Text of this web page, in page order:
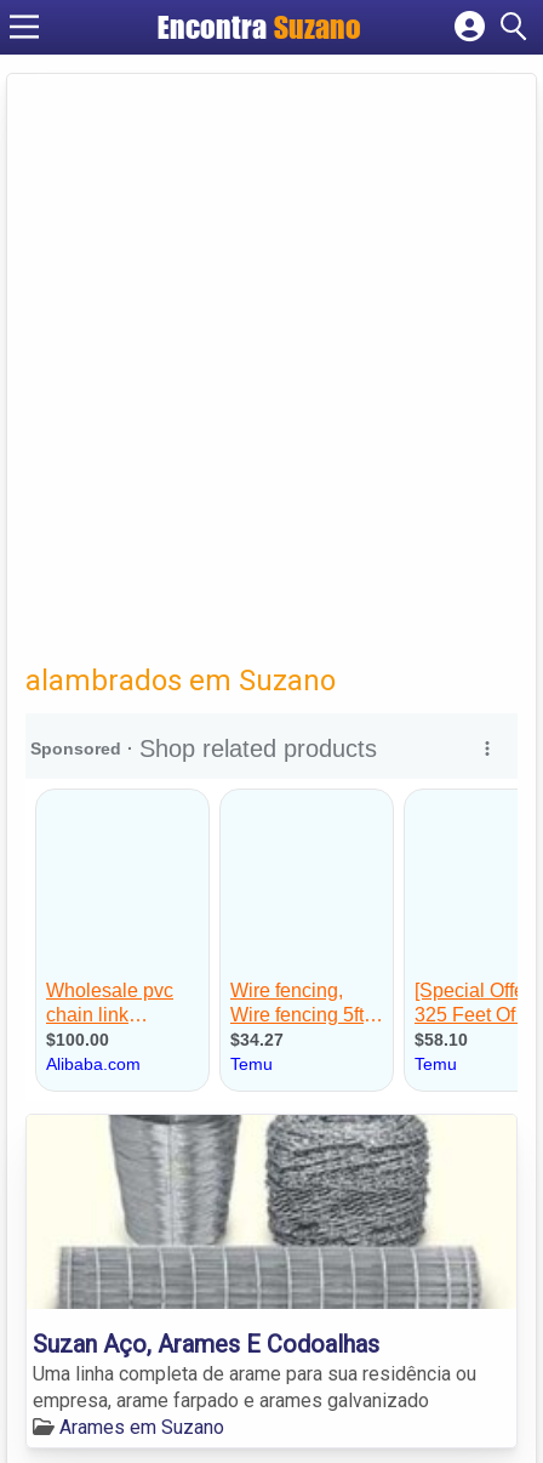
EncontraSuzano
Cadastrar empresa
alambrados em Suzano
Suzan Aço, Arames E Codoalhas
Uma linha completa de arame para sua residência ou
empresa, arame farpado e arames galvanizado
Arames em Suzano